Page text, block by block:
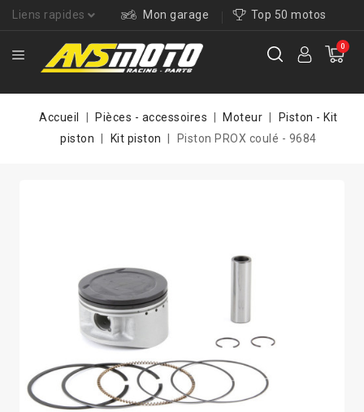
Liens rapides Mon garage Top 50 motos
0
Accueil Pièces - accessoires Moteur
Piston - Kit
piston
Kit piston Piston PROX coulé - 9684